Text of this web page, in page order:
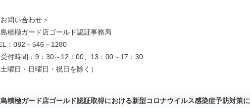
お問い合わせ＞
積極ガード店ゴールド認証事務局
：082－546－1280
付時間：9：30～12：00、13：00～17：30
土曜日・日曜日・祝日を除く）
積極ガード店ゴールド認証取得における新型コロナウイルス感染症予防対策に